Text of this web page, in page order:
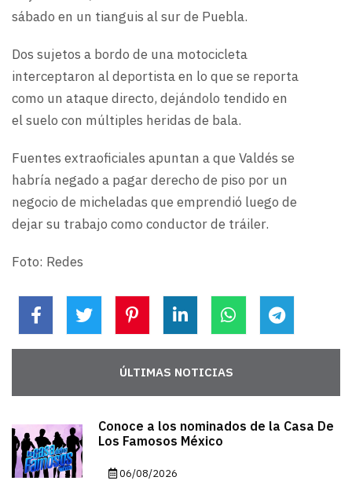
sábado en un tianguis al sur de Puebla.
Dos sujetos a bordo de una motocicleta
interceptaron al deportista en lo que se reporta
como un ataque directo, dejándolo tendido en
el suelo con múltiples heridas de bala.
Fuentes extraoficiales apuntan a que Valdés se
habría negado a pagar derecho de piso por un
negocio de micheladas que emprendió luego de
dejar su trabajo como conductor de tráiler.
Foto: Redes
ÚLTIMAS NOTICIAS
Conoce a los nominados de la Casa De
Los Famosos México
06/08/2026